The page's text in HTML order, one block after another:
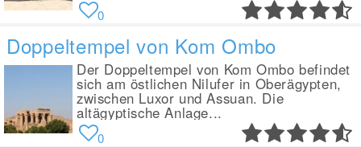
0
Doppeltempel von Kom Ombo
Der Doppeltempel von Kom Ombo befindet
sich am östlichen Nilufer in Oberägypten,
zwischen Luxor und Assuan. Die
altägyptische Anlage...
0